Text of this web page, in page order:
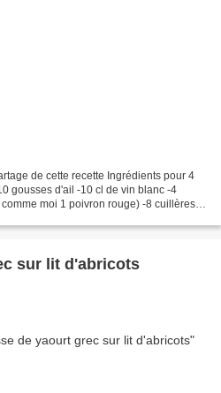
de cette recette Ingrédients pour 4
gousses d'ail -10 cl de vin blanc -4
moi 1 poivron rouge) -8 cuillères à
sur lit d'abricots